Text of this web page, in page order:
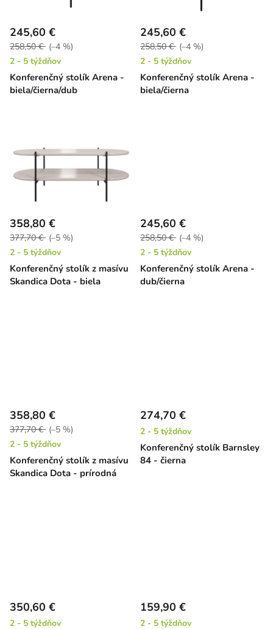
r
o
d
u
k
Konferenčný stolík Arena -
biela/čierna/dub
245,60 €
258,50 € (–4 %)
2 - 5 týždňov
Konferenčný stolík Arena -
biela/čierna
245,60 €
258,50 € (–4 %)
2 - 5 týždňov
Konferenčný stolík z masívu
Skandica Dota - biela
358,80 €
377,70 € (–5 %)
2 - 5 týždňov
Konferenčný stolík Arena -
dub/čierna
245,60 €
258,50 € (–4 %)
2 - 5 týždňov
Konferenčný stolík z masívu
Skandica Dota - prírodná
358,80 €
377,70 € (–5 %)
2 - 5 týždňov
Konferenčný stolík Barnsley
84 - čierna
274,70 €
2 - 5 týždňov
350,60 €
2 - 5 týždňov
159,90 €
2 - 5 týždňov